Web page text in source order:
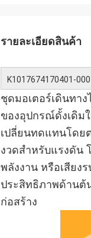
รายละเอียดสินค้า
K1017674170401-
ชุดมอเตอร์เดินทา
ของอุปกรณ์ดั้งเดิม
เปลี่ยนทดแทนโดย
งวดสำหรับแรงดัน
พลังงาน หรือเสียง
ประสิทธิภาพด้านต้
ก่อสร้าง